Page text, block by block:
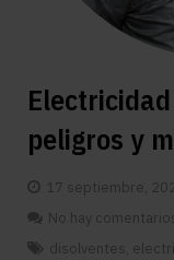
peligros y
17 septiembre,
No hay comentarios
disolventes